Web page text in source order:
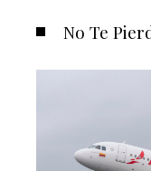
No Te